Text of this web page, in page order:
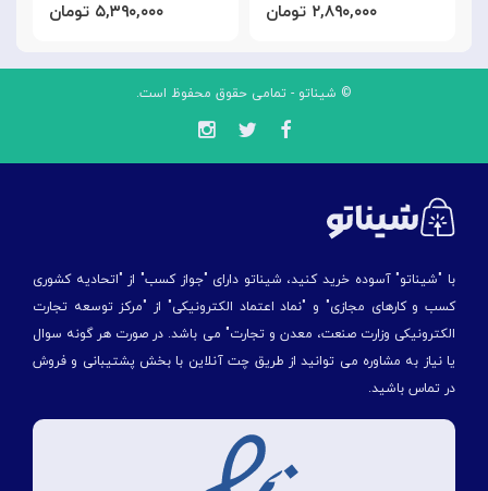
۵,۳۹۰,۰۰۰ تومان ۲,۸۹۰,۰۰۰ تومان
© شیناتو - تمامی حقوق محفوظ است.
با "شیناتو" آسوده خرید کنید، شیناتو دارای "جواز کسب" از "اتحادیه کشوری
کسب و کارهای مجازی" و "نماد اعتماد الکترونیکی" از "مركز توسعه تجارت
الكترونیكی وزارت صنعت، معدن و تجارت" می باشد. در صورت هر گونه سوال
یا نیاز به مشاوره می توانید از طریق چت آنلاین با بخش پشتیبانی و فروش
در تماس باشید.